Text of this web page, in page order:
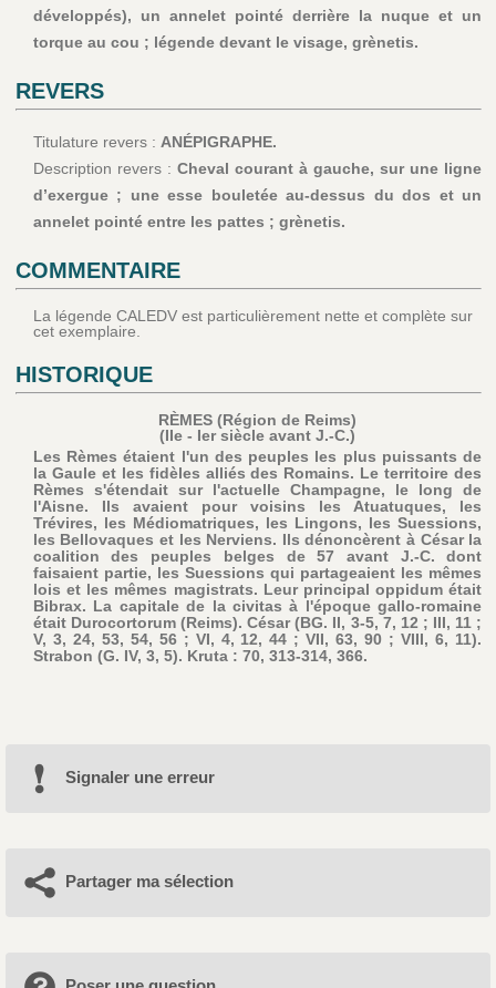
développés), un annelet pointé derrière la nuque et un
torque au cou ; légende devant le visage, grènetis.
REVERS
Titulature revers : ANÉPIGRAPHE.
Description revers : Cheval courant à gauche, sur une ligne
d’exergue ; une esse bouletée au-dessus du dos et un
annelet pointé entre les pattes ; grènetis.
COMMENTAIRE
La légende CALEDV est particulièrement nette et complète sur
cet exemplaire.
HISTORIQUE
RÈMES (Région de Reims)
(IIe - Ier siècle avant J.-C.)
Les Rèmes étaient l'un des peuples les plus puissants de
la Gaule et les fidèles alliés des Romains. Le territoire des
Rèmes s'étendait sur l'actuelle Champagne, le long de
l'Aisne. Ils avaient pour voisins les Atuatuques, les
Trévires, les Médiomatriques, les Lingons, les Suessions,
les Bellovaques et les Nerviens. Ils dénoncèrent à César la
coalition des peuples belges de 57 avant J.-C. dont
faisaient partie, les Suessions qui partageaient les mêmes
lois et les mêmes magistrats. Leur principal oppidum était
Bibrax. La capitale de la civitas à l'époque gallo-romaine
était Durocortorum (Reims). César (BG. II, 3-5, 7, 12 ; III, 11 ;
V, 3, 24, 53, 54, 56 ; VI, 4, 12, 44 ; VII, 63, 90 ; VIII, 6, 11).
Strabon (G. IV, 3, 5). Kruta : 70, 313-314, 366.
Signaler une erreur
Partager ma sélection